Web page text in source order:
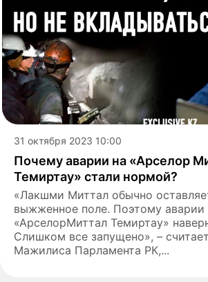
31 октября 2023 10:00
Почему аварии на «Арселор
Темиртау» стали нормой?
«Лакшми Миттал обычно
выжженное поле. Поэтому аварии
«АрселорМиттал Темиртау»
Слишком все запущено», –
Мажилиса Парламента РК,...